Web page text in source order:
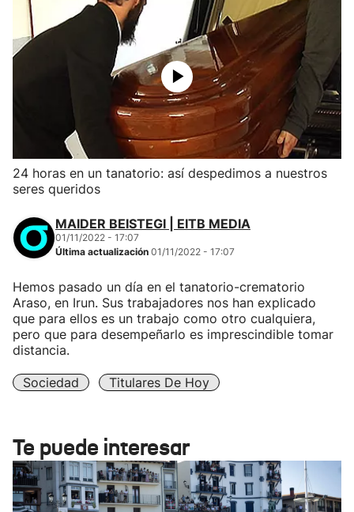
24 horas en un tanatorio: así despedimos a nuestros
seres queridos
MAIDER BEISTEGI | EITB MEDIA
01/11/2022 - 17:07
Última actualización 01/11/2022 - 17:07
Hemos pasado un día en el tanatorio-crematorio
Araso, en Irun. Sus trabajadores nos han explicado
que para ellos es un trabajo como otro cualquiera,
pero que para desempeñarlo es imprescindible tomar
distancia.
Sociedad Titulares De Hoy
Te puede interesar